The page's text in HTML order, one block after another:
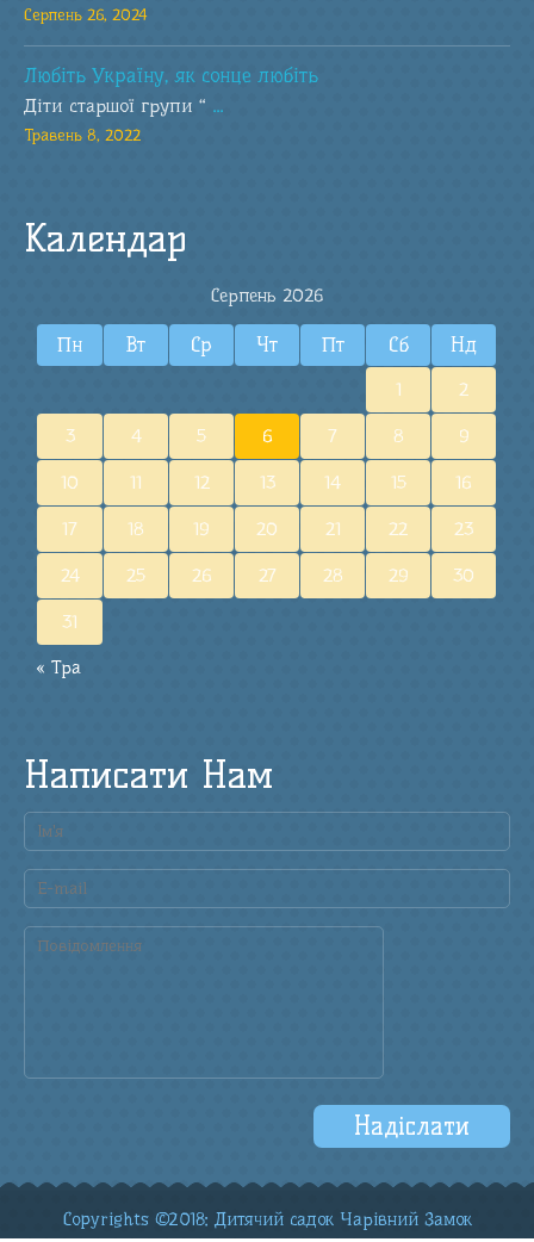
Серпень 26, 2024
Любіть Україну, як сонце любіть
Діти старшої групи “ ...
Травень 8, 2022
Календар
Серпень 2026
Пн Вт Ср Чт Пт Сб Нд
« Тра
1 2
3 4 5 6 7 8 9
10 11 12 13 14 15 16
17 18 19 20 21 22 23
24 25 26 27 28 29 30
31
Написати Нам
Copyrights ©2018: Дитячий садок Чарівний Замок